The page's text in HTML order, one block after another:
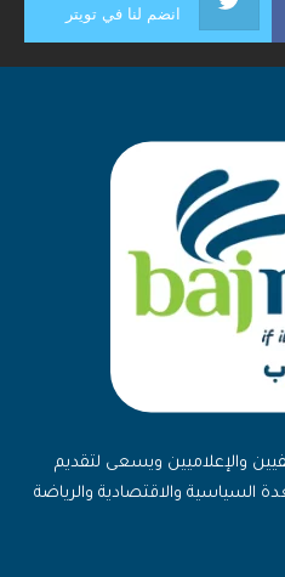
انضم لنا في تويتر
والإعلاميين ويسعى لتقديم
والاقتصادية والرياضة